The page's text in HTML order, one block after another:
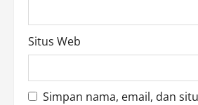
Situs Web
Simpan nama, email, dan